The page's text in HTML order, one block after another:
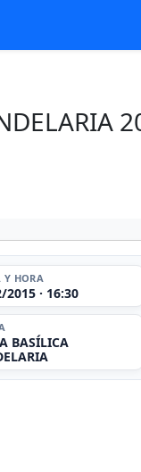
Y HORA
2015 · 16:30
BASÍLICA